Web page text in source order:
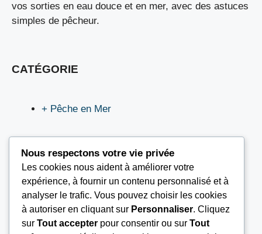
vos sorties en eau douce et en mer, avec des astuces
simples de pêcheur.
CATÉGORIE
+ Pêche en Mer
LIEN UTILES
Nous contacter
Mentions légales
Nous respectons votre vie privée
Les cookies nous aident à améliorer votre
expérience, à fournir un contenu personnalisé et à
analyser le trafic. Vous pouvez choisir les cookies
à autoriser en cliquant sur Personnaliser. Cliquez
sur Tout accepter pour consentir ou sur Tout